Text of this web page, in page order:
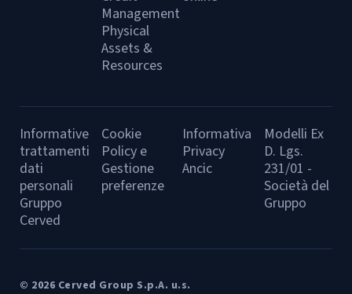
Management
Physical
Assets &
Resources
Informative
trattamenti
dati
personali
Gruppo
Cerved
Cookie
Policy e
Gestione
preferenze
Informativa
Privacy
Ancic
Modelli Ex
D. Lgs.
231/01 -
Società del
Gruppo
© 2026 Cerved Group S.p.A. u.s.